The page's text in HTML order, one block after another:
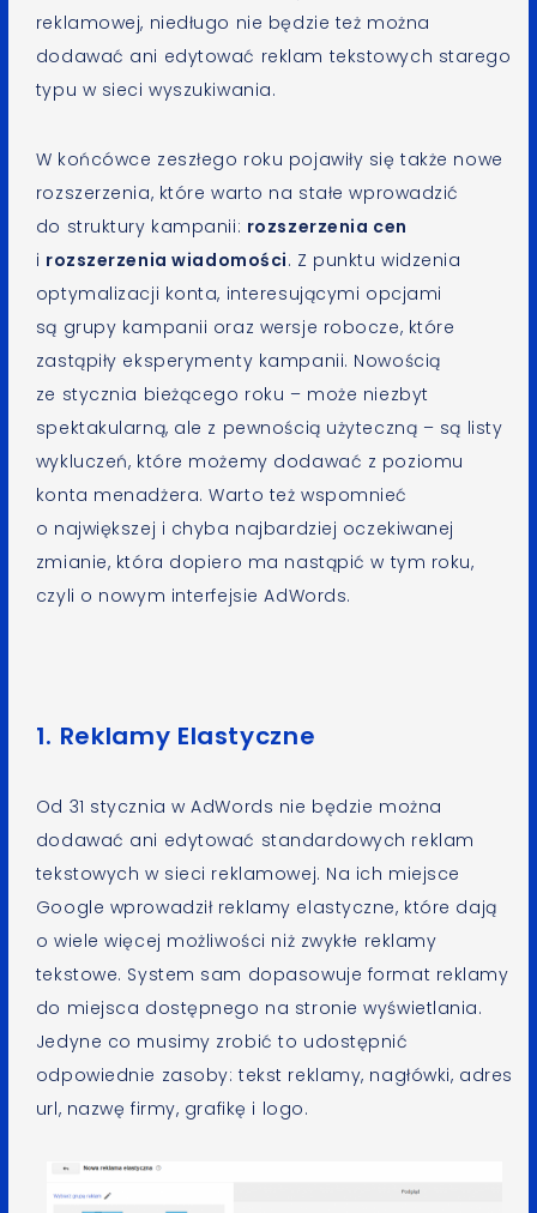
reklamowej, niedługo nie będzie też można
dodawać ani edytować reklam tekstowych starego
typu w sieci wyszukiwania.
W końcówce zeszłego roku pojawiły się także nowe
rozszerzenia, które warto na stałe wprowadzić
do struktury kampanii: rozszerzenia cen
i rozszerzenia wiadomości. Z punktu widzenia
optymalizacji konta, interesującymi opcjami
są grupy kampanii oraz wersje robocze, które
zastąpiły eksperymenty kampanii. Nowością
ze stycznia bieżącego roku – może niezbyt
spektakularną, ale z pewnością użyteczną – są listy
wykluczeń, które możemy dodawać z poziomu
konta menadżera. Warto też wspomnieć
o największej i chyba najbardziej oczekiwanej
zmianie, która dopiero ma nastąpić w tym roku,
czyli o nowym interfejsie AdWords.
1. Reklamy Elastyczne
Od 31 stycznia w AdWords nie będzie można
dodawać ani edytować standardowych reklam
tekstowych w sieci reklamowej. Na ich miejsce
Google wprowadził reklamy elastyczne, które dają
o wiele więcej możliwości niż zwykłe reklamy
tekstowe. System sam dopasowuje format reklamy
do miejsca dostępnego na stronie wyświetlania.
Jedyne co musimy zrobić to udostępnić
odpowiednie zasoby: tekst reklamy, nagłówki, adres
url, nazwę firmy, grafikę i logo.